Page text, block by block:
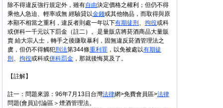
除不得違反強行規定外，雖有自由決定價格之權利；但仍不得
乘他人急迫、輕率或無 經驗貸以金錢或其他物品，而取得與原
本顯不相當之重利，違反者則處一年以下有期徒刑 、 拘役或科
或併科一千元以下罰金（註二）。是量販店將菸酒商品大量販
賣 給大宗人士，轉手之後賺取暴利，固無違反菸酒管理法之
虞，但仍不得觸犯刑法第344條重利罪 ，以免被處以有期徒
刑 、 拘役或科或併科罰金 ，那就後悔莫及了。
【註解】
註一：問題來源：96年7月13日台灣法律網>免費會員區>法律
問題(會員)討論區＞煙酒管理法。